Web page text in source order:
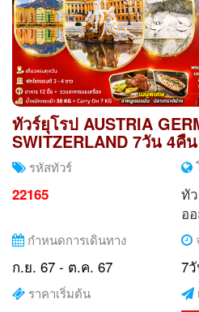
ทัวร์ยุโรป AUSTRIA
SWITZERLAND 7วัน 4คืน
รหัสทัวร์
22165 ทั
อ
กำหนดการเดินทาง
ก.ย. 67 - ต.ค. 67 7
ราคาเริ่มต้น